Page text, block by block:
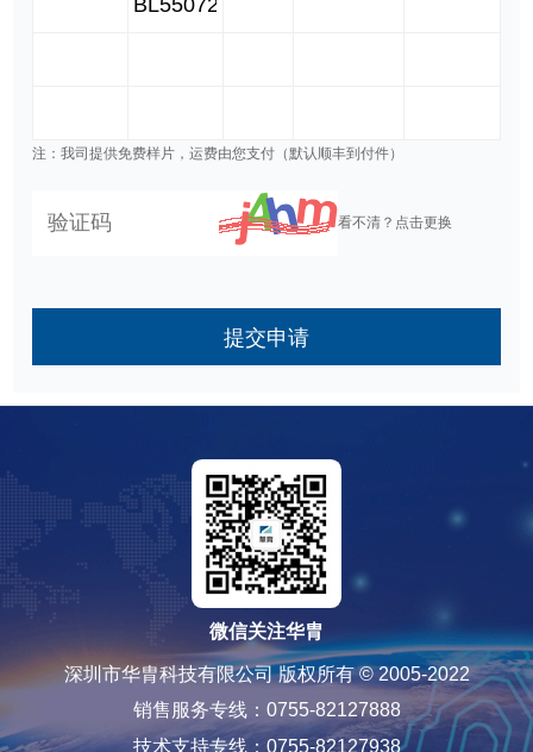
注：我司提供免费样片，运费由您支付（默认顺丰到付件）
看不清？点击更换
提交申请
微信关注华胄
深圳市华胄科技有限公司 版权所有 © 2005-2022
销售服务专线：0755-82127888
技术支持专线：0755-82127938